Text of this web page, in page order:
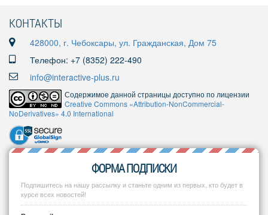
КОНТАКТЫ
428000, г. Чебоксары, ул. Гражданская, Дом 75
Телефон: +7 (8352) 222-490
info@interactive-plus.ru
Содержимое данной страницы доступно по лицензии
Creative Commons «Attribution-NonCommercial-
NoDerivatives» 4.0 International
ФОРМА ПОДПИСКИ
Подпишитесь на нашу рассылку и станьте одним из первых, кто будет в
курсе всех новостей!